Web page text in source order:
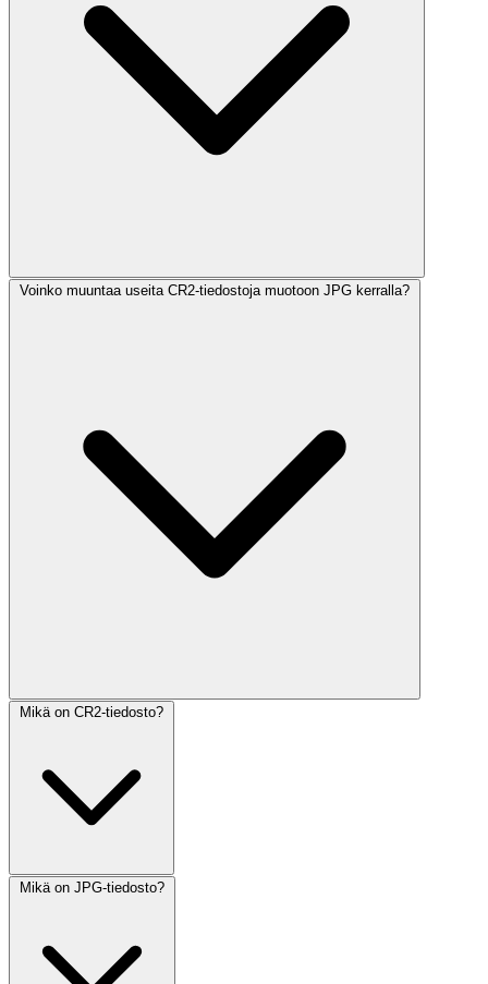
Voinko muuntaa useita CR2-tiedostoja muotoon JPG kerralla?
Mikä on CR2-tiedosto?
Mikä on JPG-tiedosto?